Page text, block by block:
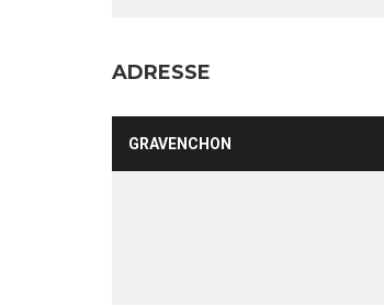
ADRESSE
GRAVENCHON